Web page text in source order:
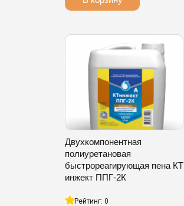
Двухкомпонентная
полиуретановая
быстрореагирующая пена КТ
инжект ППГ-2К
Рейтинг: 0